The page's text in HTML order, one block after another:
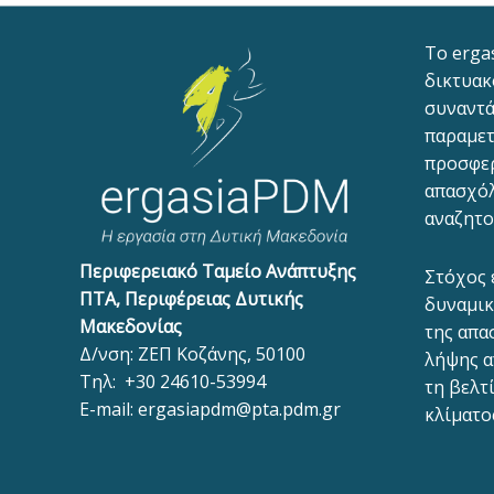
Περιφερειακό Ταμείο Ανάπτυξης
ΠΤΑ, Περιφέρειας Δυτικής
Μακεδονίας
Δ/νση: ΖΕΠ Κοζάνης, 50100
Τηλ: +30 24610-53994
E-mail: ergasiapdm@pta.pdm.gr
To
Στόχος
της
λήψης
τη